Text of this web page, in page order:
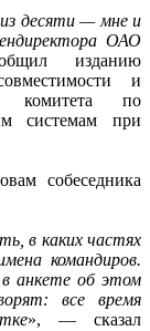
из десяти — мне и
ОАО
изданию
и
комитета по
системам при
собеседника
в каких частях
командиров.
анкете об этом
все время
», — сказал